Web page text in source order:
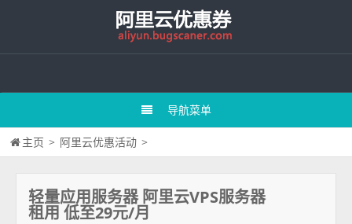
导航菜单
主页 > 阿里云优惠活动 >
轻量应用服务器 阿里云VPS服务器
租用 低至29元/月